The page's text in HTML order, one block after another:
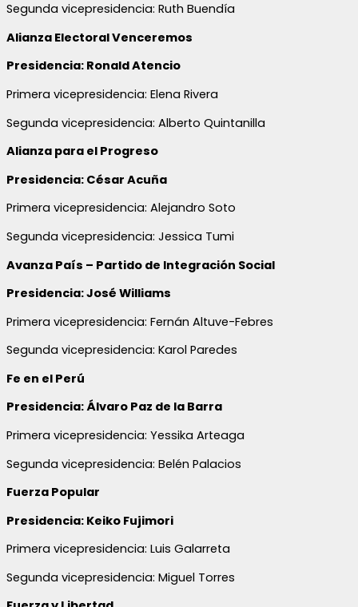
Segunda vicepresidencia: Ruth Buendía
Alianza Electoral Venceremos
Presidencia: Ronald Atencio
Primera vicepresidencia: Elena Rivera
Segunda vicepresidencia: Alberto Quintanilla
Alianza para el Progreso
Presidencia: César Acuña
Primera vicepresidencia: Alejandro Soto
Segunda vicepresidencia: Jessica Tumi
Avanza País – Partido de Integración Social
Presidencia: José Williams
Primera vicepresidencia: Fernán Altuve-Febres
Segunda vicepresidencia: Karol Paredes
Fe en el Perú
Presidencia: Álvaro Paz de la Barra
Primera vicepresidencia: Yessika Arteaga
Segunda vicepresidencia: Belén Palacios
Fuerza Popular
Presidencia: Keiko Fujimori
Primera vicepresidencia: Luis Galarreta
Segunda vicepresidencia: Miguel Torres